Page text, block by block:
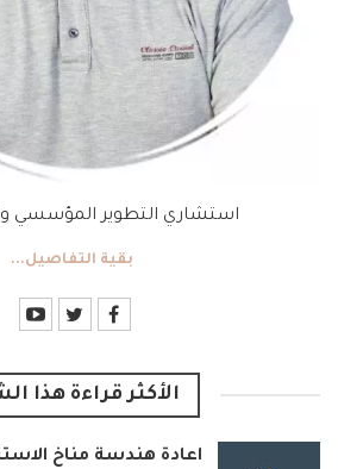
استشاري التطوير المؤسسي
بقية التفاصيل...
الأكثر قراءة هذا
اعادة هندسة مناخ